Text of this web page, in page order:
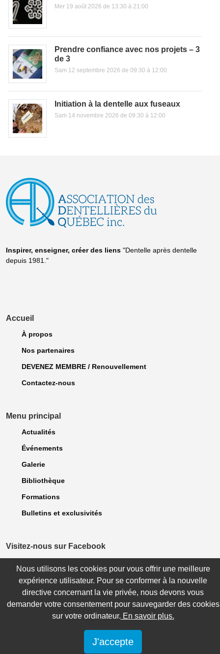
Mer 19 août 2026 de 13:30 à 21:00
Prendre confiance avec nos projets – 3
de 3
Sam 12 septembre 2026 de 09:30 à 12:00
Initiation à la dentelle aux fuseaux
Sam 14 novembre 2026 de 09:30 à 12:00
Inspirer, enseigner, créer des liens "Dentelle après dentelle
depuis 1981."
Accueil
À propos
Nos partenaires
DEVENEZ MEMBRE / Renouvellement
Contactez-nous
Menu principal
Actualités
Événements
Galerie
Bibliothèque
Formations
Bulletins et exclusivités
Visitez-nous sur Facebook
© 2023 Association des dentellières du Québec. Tous droits Réservés. |
Politique de confidentialité| Site réalisé par WebCONCEPT Plus inc.
Nous utilisons les cookies pour vous offrir une meilleure
expérience utilisateur. Pour se conformer à la nouvelle
directive concernant la vie privée, nous devons vous
demander votre consentement pour sauvegarder des cookies
sur votre ordinateur. En savoir plus.
J'accepte